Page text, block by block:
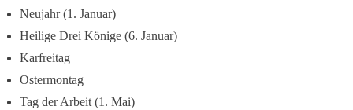
Neujahr (1. Januar)
Heilige Drei Könige (6. Januar)
Karfreitag
Ostermontag
Tag der Arbeit (1. Mai)